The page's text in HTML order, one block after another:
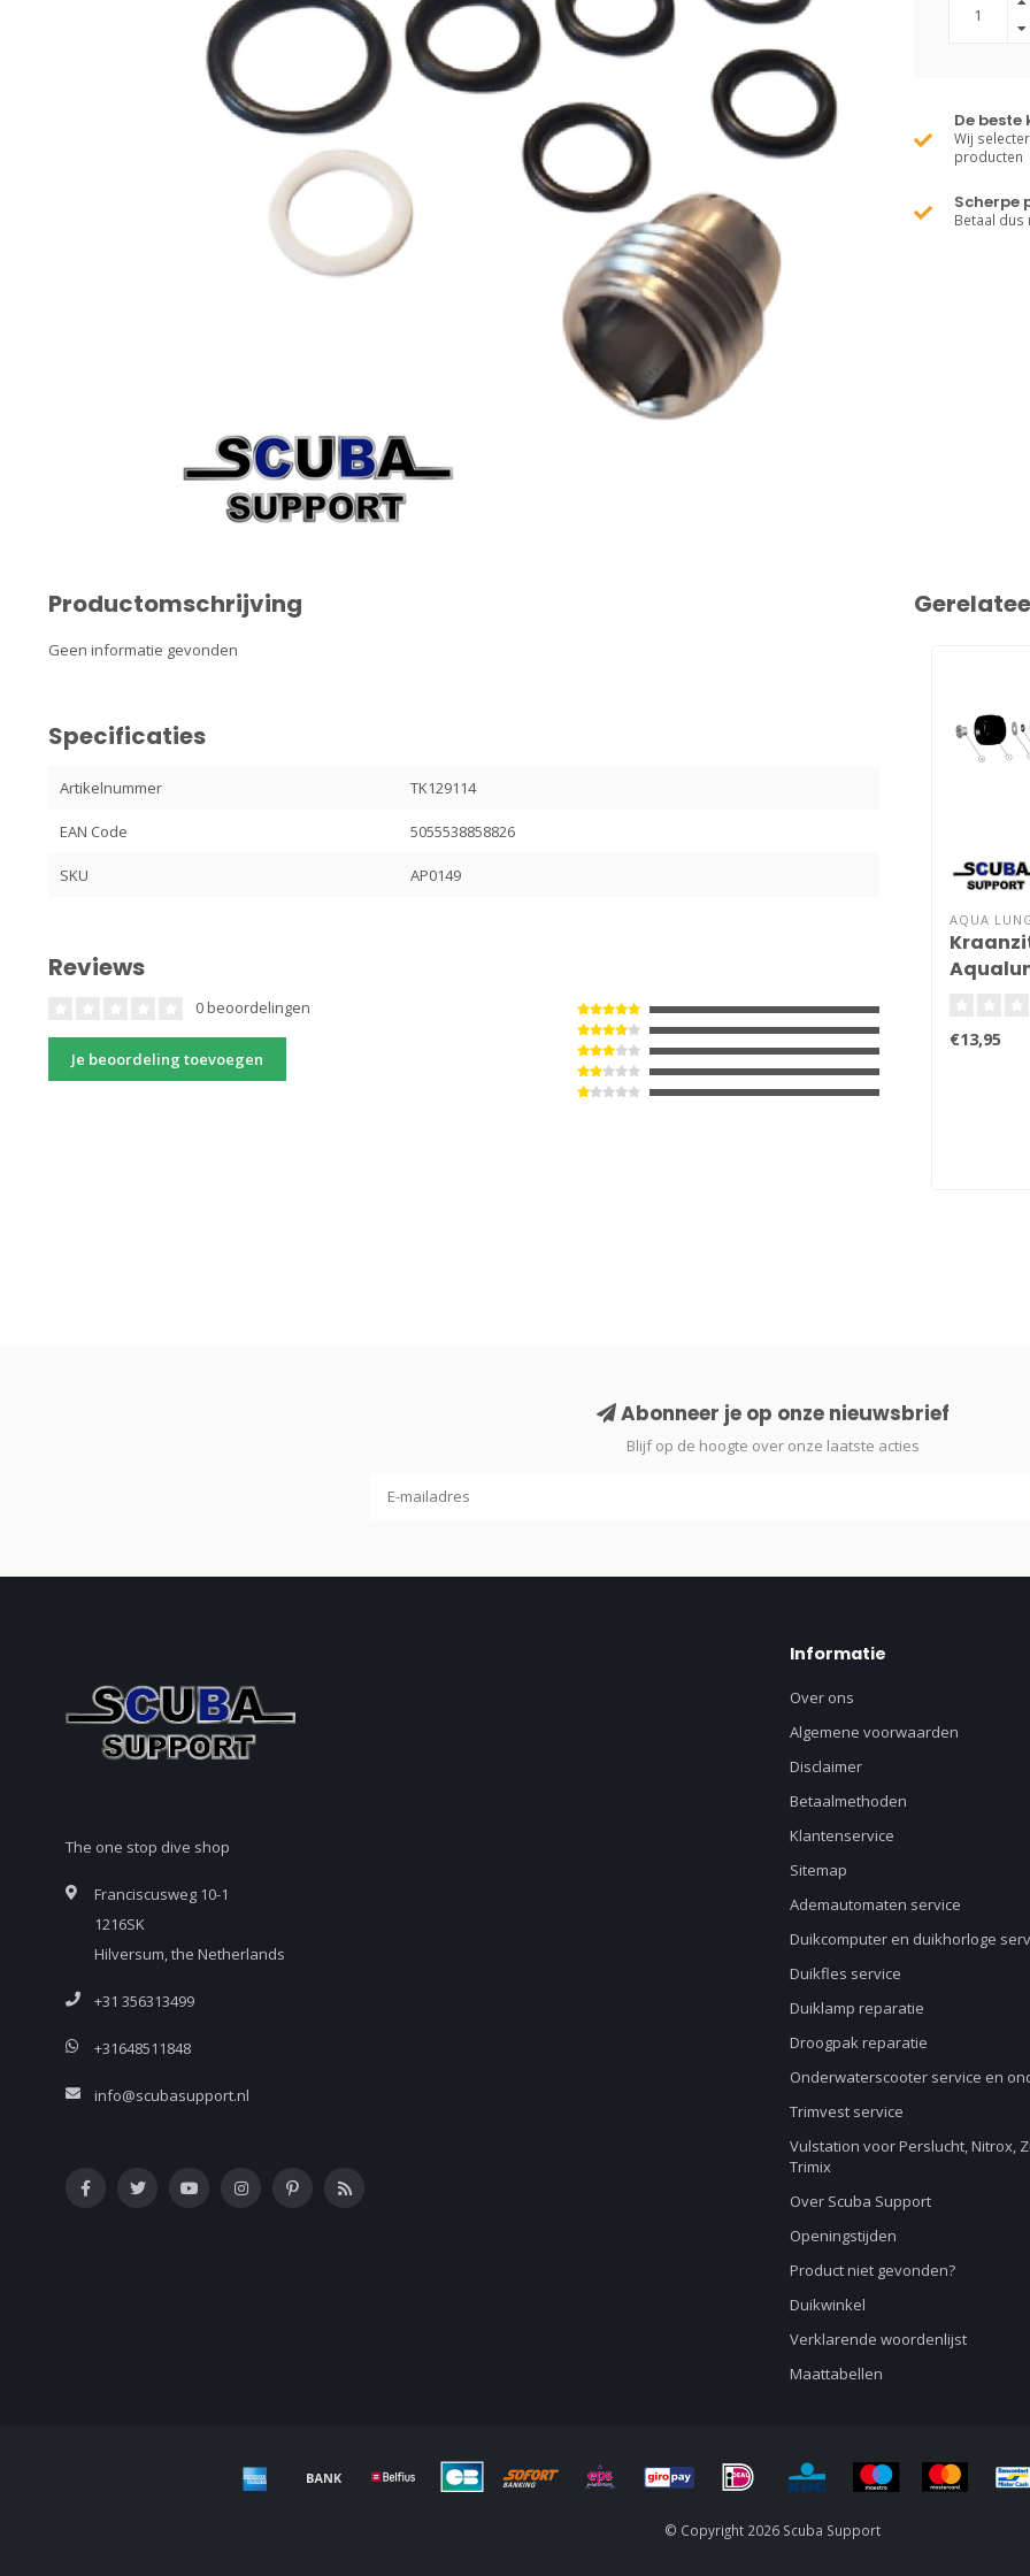
De beste
Wij
producten
Scherpe
Betaal dus
Productomschrijving
Geen informatie gevonden
Specificaties
Artikelnummer TK129114
EAN Code 5055538858826
SKU AP0149
Reviews
0 beoordelingen
Je beoordeling toevoegen
AQUA
€13,95
Abonneer je op onze nieuwsbrief
Blijf op de hoogte over onze laatste acties
The one stop dive shop
Franciscusweg 10-1
1216SK
Hilversum, the Netherlands
+31 356313499
+31648511848
info@scubasupport.nl
Informatie
Over ons
Algemene voorwaarden
Disclaimer
Betaalmethoden
Klantenservice
Sitemap
Ademautomaten service
Duikcomputer en duikhorloge
Duikfles service
Duiklamp reparatie
Droogpak reparatie
Onderwaterscooter service en
Trimvest service
Vulstation voor Perslucht, Nitrox,
Trimix
Over Scuba Support
Openingstijden
Product niet gevonden?
Duikwinkel
Verklarende woordenlijst
Maattabellen
© Copyright 2026 Scuba Support